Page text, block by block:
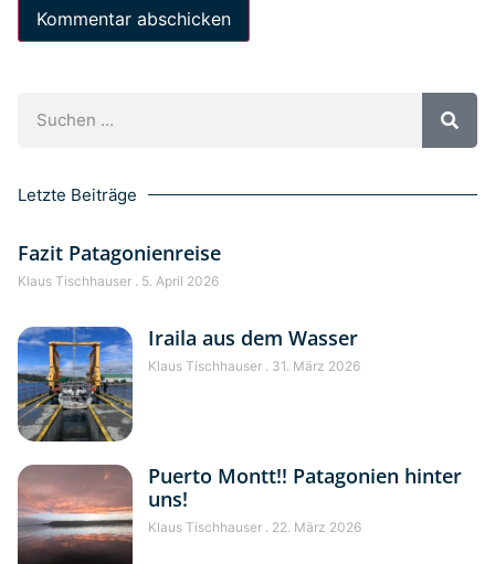
Letzte Beiträge
Fazit Patagonienreise
Klaus Tischhauser 5. April 2026
Iraila aus dem Wasser
Klaus Tischhauser 31. März 2026
Puerto Montt!! Patagonien hinter
uns!
Klaus Tischhauser 22. März 2026